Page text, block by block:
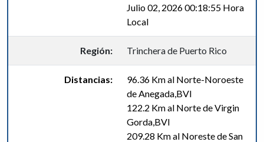
Julio 02, 2026 00:18:55 Hora
Local
Región: Trinchera de Puerto Rico
Distancias:
96.36 Km al Norte-Noroeste
de Anegada,BVI
122.2 Km al Norte de Virgin
Gorda,BVI
209.28 Km al Noreste de San